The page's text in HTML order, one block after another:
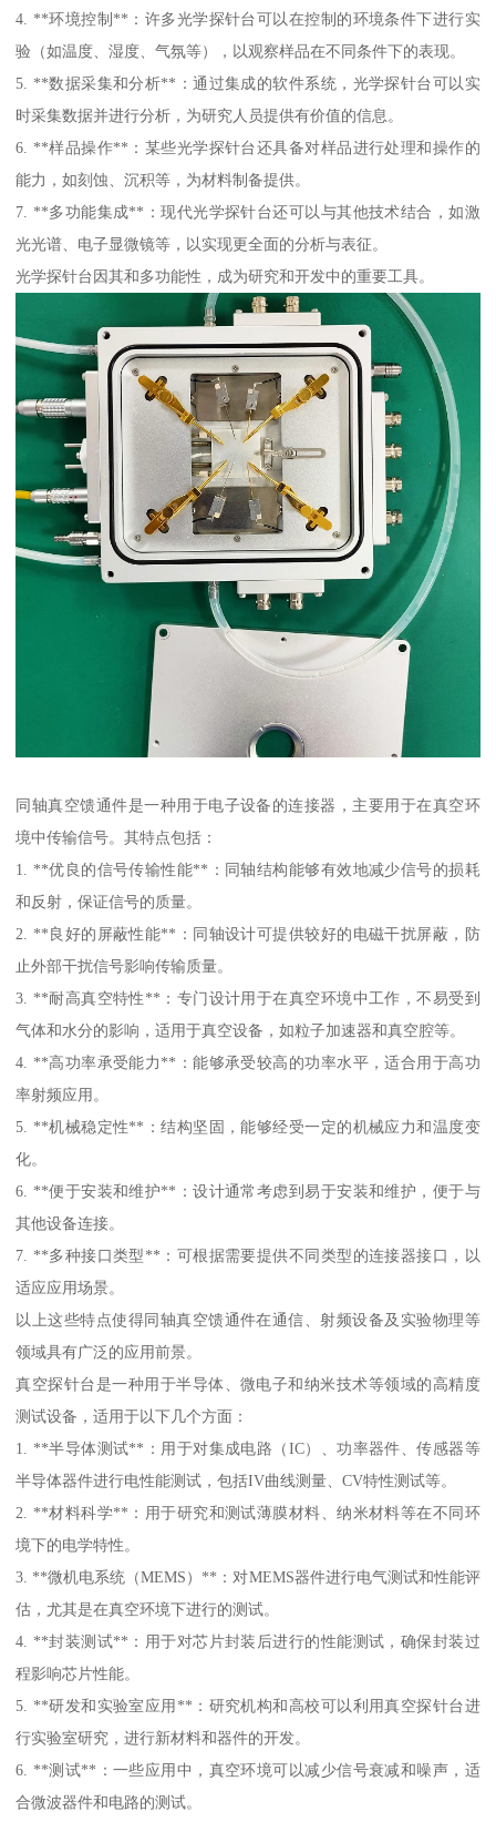
4. **环境控制**：许多光学探针台可以在控制的环境条件下进行实
验（如温度、湿度、气氛等），以观察样品在不同条件下的表现。
5. **数据采集和分析**：通过集成的软件系统，光学探针台可以实
时采集数据并进行分析，为研究人员提供有价值的信息。
6. **样品操作**：某些光学探针台还具备对样品进行处理和操作的
能力，如刻蚀、沉积等，为材料制备提供。
7. **多功能集成**：现代光学探针台还可以与其他技术结合，如激
光光谱、电子显微镜等，以实现更全面的分析与表征。
光学探针台因其和多功能性，成为研究和开发中的重要工具。
同轴真空馈通件是一种用于电子设备的连接器，主要用于在真空环
境中传输信号。其特点包括：
1. **优良的信号传输性能**：同轴结构能够有效地减少信号的损耗
和反射，保证信号的质量。
2. **良好的屏蔽性能**：同轴设计可提供较好的电磁干扰屏蔽，防
止外部干扰信号影响传输质量。
3. **耐高真空特性**：专门设计用于在真空环境中工作，不易受到
气体和水分的影响，适用于真空设备，如粒子加速器和真空腔等。
4. **高功率承受能力**：能够承受较高的功率水平，适合用于高功
率射频应用。
5. **机械稳定性**：结构坚固，能够经受一定的机械应力和温度变
化。
6. **便于安装和维护**：设计通常考虑到易于安装和维护，便于与
其他设备连接。
7. **多种接口类型**：可根据需要提供不同类型的连接器接口，以
适应应用场景。
以上这些特点使得同轴真空馈通件在通信、射频设备及实验物理等
领域具有广泛的应用前景。
真空探针台是一种用于半导体、微电子和纳米技术等领域的高精度
测试设备，适用于以下几个方面：
1. **半导体测试**：用于对集成电路（IC）、功率器件、传感器等
半导体器件进行电性能测试，包括IV曲线测量、CV特性测试等。
2. **材料科学**：用于研究和测试薄膜材料、纳米材料等在不同环
境下的电学特性。
3. **微机电系统（MEMS）**：对MEMS器件进行电气测试和性能评
估，尤其是在真空环境下进行的测试。
4. **封装测试**：用于对芯片封装后进行的性能测试，确保封装过
程影响芯片性能。
5. **研发和实验室应用**：研究机构和高校可以利用真空探针台进
行实验室研究，进行新材料和器件的开发。
6. **测试**：一些应用中，真空环境可以减少信号衰减和噪声，适
合微波器件和电路的测试。